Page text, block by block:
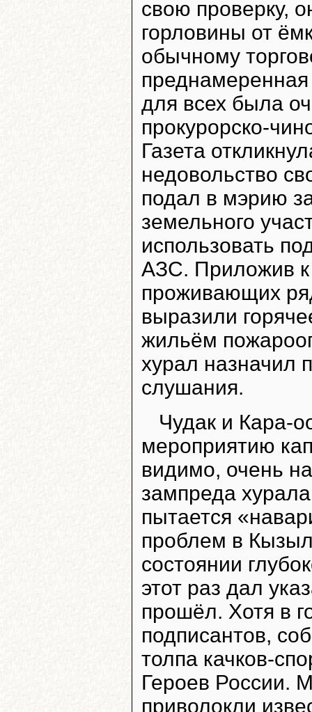
свою проверку,
горловины от
обычному
для всех была
прокурорско-
Газета
недовольство
подал в мэрию
земельного
использовать
АЗС. Приложив к
проживающих
выразили
жильём
хурал назначил
слушания.
Чудак и Кара-
мероприятию
видимо, очень
зампреда
пытается
проблем в
состоянии
этот раз дал
прошёл. Хотя в
подписантов,
толпа качков-
Героев России.
приволокли